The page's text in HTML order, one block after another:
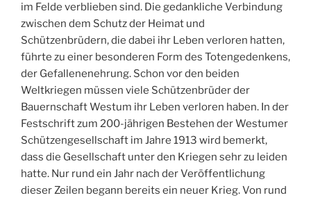
im Felde verblieben sind. Die gedankliche Verbindung
zwischen dem Schutz der Heimat und
Schützenbrüdern, die dabei ihr Leben verloren hatten,
führte zu einer besonderen Form des Totengedenkens,
der Gefallenenehrung. Schon vor den beiden
Weltkriegen müssen viele Schützenbrüder der
Bauernschaft Westum ihr Leben verloren haben. In der
Festschrift zum 200-jährigen Bestehen der Westumer
Schützengesellschaft im Jahre 1913 wird bemerkt,
dass die Gesellschaft unter den Kriegen sehr zu leiden
hatte. Nur rund ein Jahr nach der Veröffentlichung
dieser Zeilen begann bereits ein neuer Krieg. Von rund